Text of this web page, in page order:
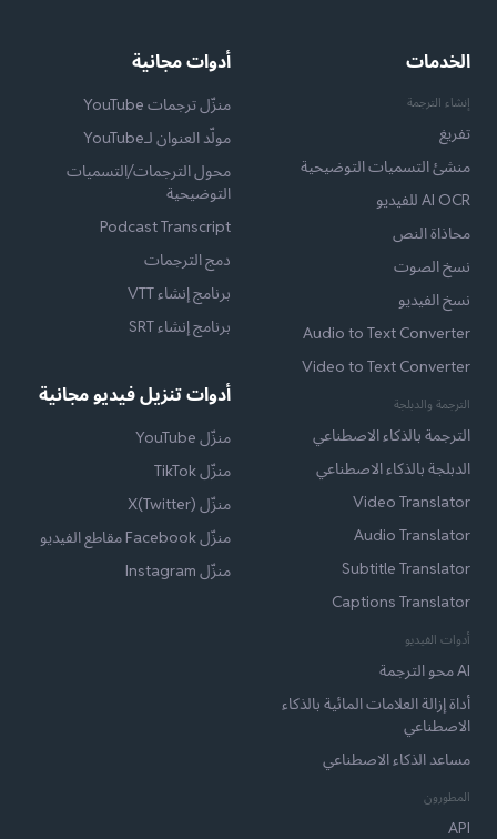
الخدمات
إنشاء الترجمة
تفريغ
منشئ التسميات التوضيحية
AI OCR للفيديو
محاذاة النص
نسخ الصوت
نسخ الفيديو
Audio to Text Converter
Video to Text Converter
الترجمة والدبلجة
الترجمة بالذكاء الاصطناعي
الدبلجة بالذكاء الاصطناعي
Video Translator
Audio Translator
Subtitle Translator
Captions Translator
أدوات الفيديو
AI محو الترجمة
أداة إزالة العلامات المائية بالذكاء
الاصطناعي
مساعد الذكاء الاصطناعي
المطورون
API
أدوات مجانية
منزّل ترجمات YouTube
مولّد العنوان لـYouTube
محول الترجمات/التسميات
التوضيحية
Podcast Transcript
دمج الترجمات
برنامج إنشاء VTT
برنامج إنشاء SRT
أدوات تنزيل فيديو مجانية
منزّل YouTube
منزّل TikTok
منزّل X(Twitter)
منزّل Facebook مقاطع الفيديو
منزّل Instagram